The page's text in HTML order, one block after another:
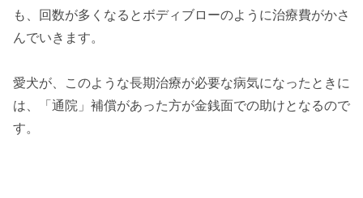
も、回数が多くなるとボディブローのように治療費がかさ
んでいきます。
愛犬が、このような長期治療が必要な病気になったときに
は、「通院」補償があった方が金銭面での助けとなるので
す。